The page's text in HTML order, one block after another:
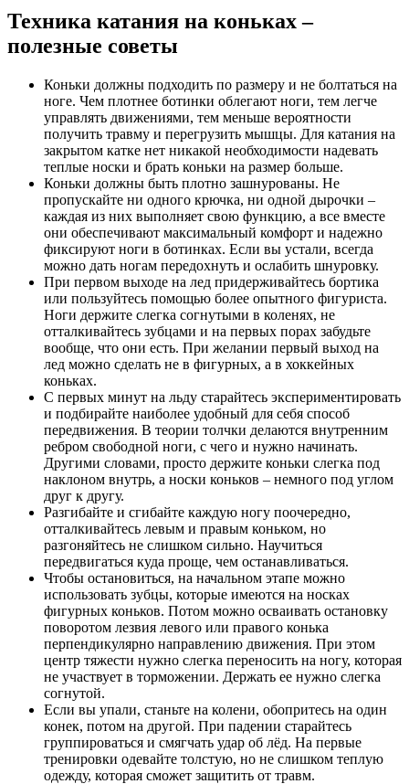
Техника катания на коньках –
полезные советы
Коньки должны подходить по размеру и не болтаться на
ноге. Чем плотнее ботинки облегают ноги, тем легче
управлять движениями, тем меньше вероятности
получить травму и перегрузить мышцы. Для катания на
закрытом катке нет никакой необходимости надевать
теплые носки и брать коньки на размер больше.
Коньки должны быть плотно зашнурованы. Не
пропускайте ни одного крючка, ни одной дырочки –
каждая из них выполняет свою функцию, а все вместе
они обеспечивают максимальный комфорт и надежно
фиксируют ноги в ботинках. Если вы устали, всегда
можно дать ногам передохнуть и ослабить шнуровку.
При первом выходе на лед придерживайтесь бортика
или пользуйтесь помощью более опытного фигуриста.
Ноги держите слегка согнутыми в коленях, не
отталкивайтесь зубцами и на первых порах забудьте
вообще, что они есть. При желании первый выход на
лед можно сделать не в фигурных, а в хоккейных
коньках.
С первых минут на льду старайтесь экспериментировать
и подбирайте наиболее удобный для себя способ
передвижения. В теории толчки делаются внутренним
ребром свободной ноги, с чего и нужно начинать.
Другими словами, просто держите коньки слегка под
наклоном внутрь, а носки коньков – немного под углом
друг к другу.
Разгибайте и сгибайте каждую ногу поочередно,
отталкивайтесь левым и правым коньком, но
разгоняйтесь не слишком сильно. Научиться
передвигаться куда проще, чем останавливаться.
Чтобы остановиться, на начальном этапе можно
использовать зубцы, которые имеются на носках
фигурных коньков. Потом можно осваивать остановку
поворотом лезвия левого или правого конька
перпендикулярно направлению движения. При этом
центр тяжести нужно слегка переносить на ногу, которая
не участвует в торможении. Держать ее нужно слегка
согнутой.
Если вы упали, станьте на колени, обопритесь на один
конек, потом на другой. При падении старайтесь
группироваться и смягчать удар об лёд. На первые
тренировки одевайте толстую, но не слишком теплую
одежду, которая сможет защитить от травм.